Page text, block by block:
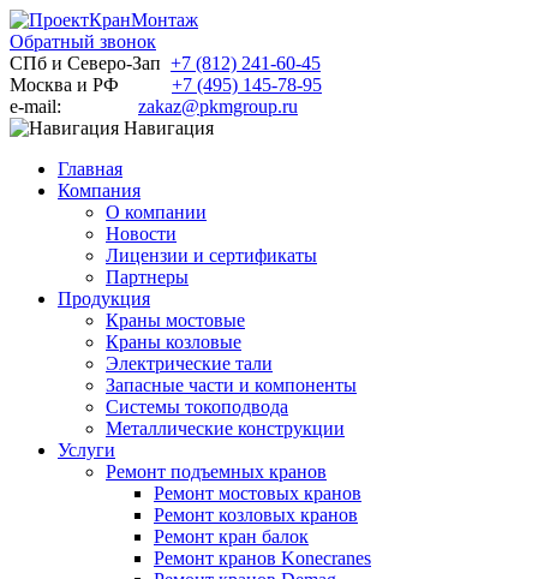
Обратный звонок
СПб и Северо-Зап +7 (812) 241-60-45
Москва и РФ +7 (495) 145-78-95
e-mail: zakaz@pkmgroup.ru
Навигация
Главная
Компания
О компании
Новости
Лицензии и сертификаты
Партнеры
Продукция
Краны мостовые
Краны козловые
Электрические тали
Запасные части и компоненты
Системы токоподвода
Металлические конструкции
Услуги
Ремонт подъемных кранов
Ремонт мостовых кранов
Ремонт козловых кранов
Ремонт кран балок
Ремонт кранов Konecranes